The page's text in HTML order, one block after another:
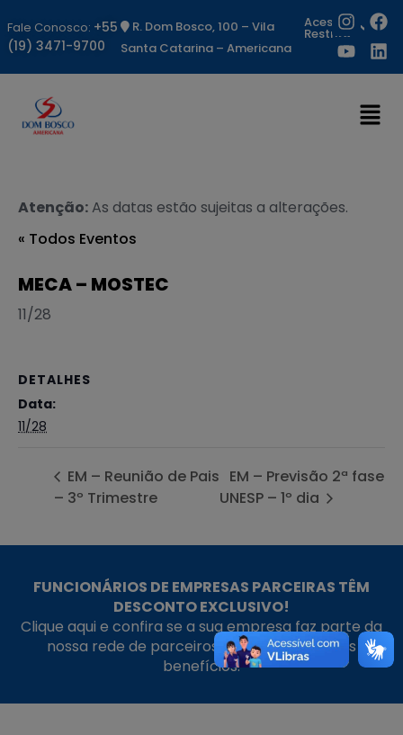
Fale Conosco: +55
(19) 3471-9700
R. Dom Bosco, 100 – Vila
Santa Catarina – Americana
Acesso
Restrito
Atenção:As datas estão sujeitas a alterações.
« Todos Eventos
MECA – MOSTEC
11/28
DETALHES
Data:
11/28
EM – Reunião de Pais
– 3º Trimestre
EM – Previsão 2ª fase
UNESP – 1º dia
FUNCIONÁRIOS DE EMPRESAS PARCEIRAS TÊM
DESCONTO EXCLUSIVO!
Clique aqui e confira se a sua empresa faz parte da
nossa rede de parceiros e aproveite nossos
benefícios.